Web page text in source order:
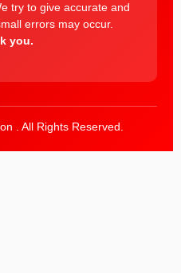
try to give accurate and
errors may occur.
you.
. All Rights Reserved.